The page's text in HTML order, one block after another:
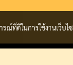
ที่ดีในการใช้งานเว็บ